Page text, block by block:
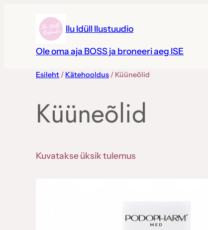
Ilu Idüll Ilustuudio
Ole oma aja BOSS ja broneeri aeg ISE
Esileht / Kätehooldus / Küüneõlid
Küüneõlid
Kuvatakse üksik tulemus